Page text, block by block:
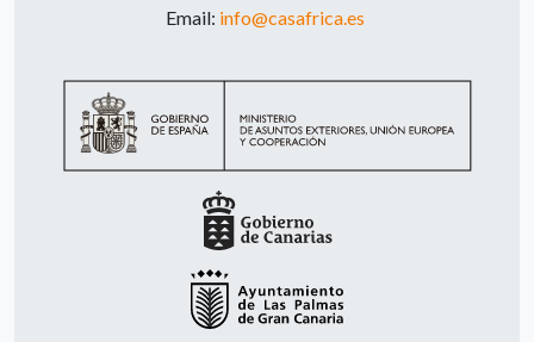
Email: info@casafrica.es